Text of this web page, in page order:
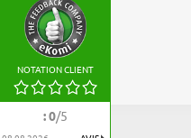
NOTATION CLIENT
:0/5